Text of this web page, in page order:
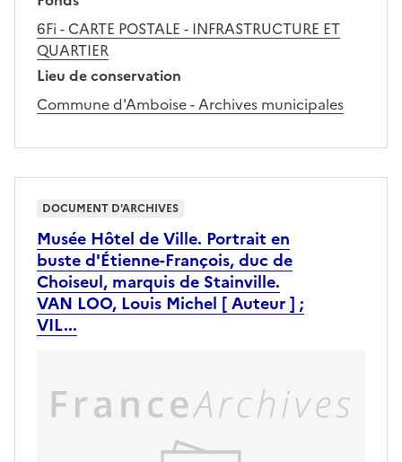
6Fi - CARTE POSTALE - INFRASTRUCTURE ET
QUARTIER
Lieu de conservation
Commune d'Amboise - Archives municipales
Musée Hôtel de Ville. Portrait en
buste d'Étienne-François, duc de
Choiseul, marquis de Stainville.
VAN LOO, Louis Michel [ Auteur ] ;
VIL...
DOCUMENT D'ARCHIVES